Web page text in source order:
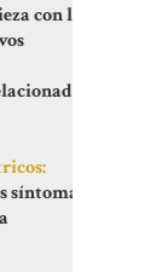
con los